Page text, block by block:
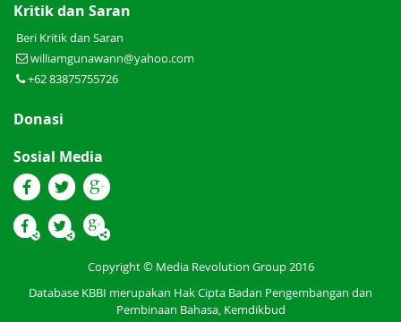
Kritik dan Saran
Beri Kritik dan Saran
williamgunawann@yahoo.com
+62 83875755726
Donasi
Sosial Media
Copyright © Media Revolution Group 2016
Database KBBI merupakan Hak Cipta Badan Pengembangan dan
Pembinaan Bahasa, Kemdikbud